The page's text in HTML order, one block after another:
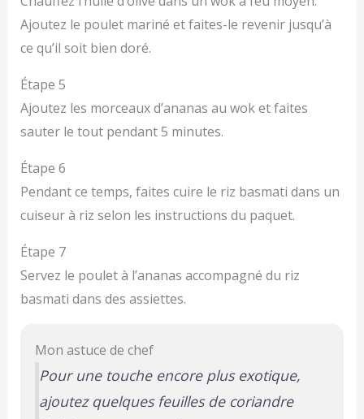
Ajoutez le poulet mariné et faites-le revenir jusqu’à
ce qu’il soit bien doré.
Étape 5
Ajoutez les morceaux d’ananas au wok et faites
sauter le tout pendant 5 minutes.
Étape 6
Pendant ce temps, faites cuire le riz basmati dans un
cuiseur à riz selon les instructions du paquet.
Étape 7
Servez le poulet à l’ananas accompagné du riz
basmati dans des assiettes.
Mon astuce de chef
Pour une touche encore plus exotique,
ajoutez quelques feuilles de coriandre